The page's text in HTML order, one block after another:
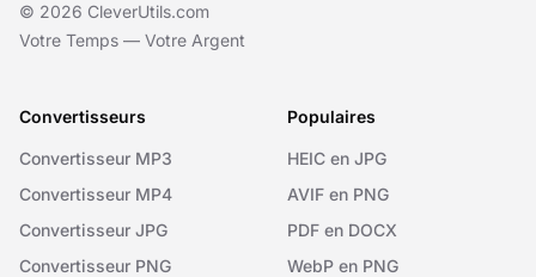
© 2026 CleverUtils.com
Votre Temps — Votre Argent
Convertisseurs
Convertisseur MP3
Convertisseur MP4
Convertisseur JPG
Convertisseur PNG
Populaires
HEIC en JPG
AVIF en PNG
PDF en DOCX
WebP en PNG